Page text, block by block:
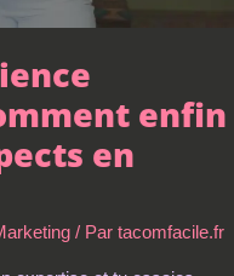
enfin
en
/ Par tacomfacile.fr